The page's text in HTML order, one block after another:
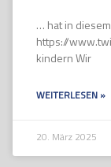
… hat in
https://
kindern Wir
WEITERLESEN »
20. März 2025